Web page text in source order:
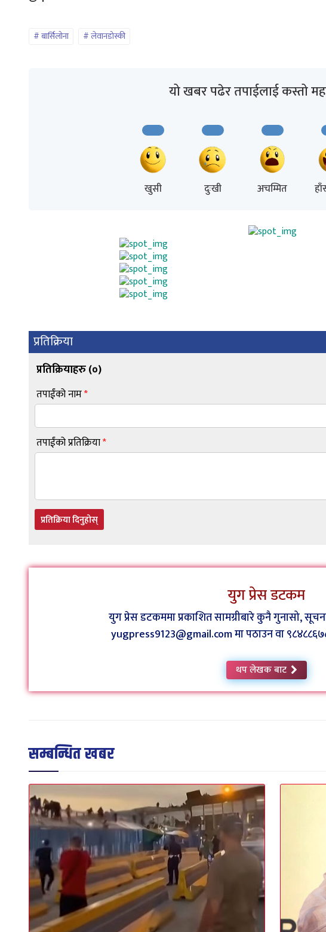
बार्सिलोना लेवानडोस्की
यो खबर पढेर तपाईलाई कस्तो
खुसी दुःखी अचम्मित
प्रतिक्रिया
प्रतिक्रियाहरु (०)
तपाईंको नाम*
तपाईंको प्रतिक्रिया*
प्रतिक्रिया दिनुहोस्
युग प्रेस डटकम
युग प्रेस डटकममा प्रकाशित सामग्रीबारे कुनै गुनासो,
yugpress9123@gmail.com मा पठाउन वा
थप लेखक बाट
सम्बन्धित खबर